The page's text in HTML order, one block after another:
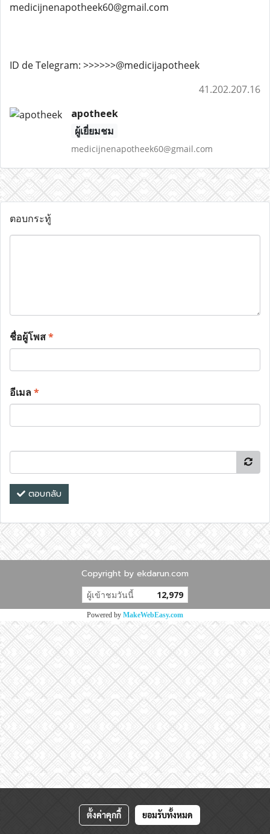
medicijnenapotheek60@gmail.com
ID de Telegram: >>>>>>@medicijapotheek
41.202.207.16
apotheek
ผู้เยี่ยมชม
medicijnenapotheek60@gmail.com
ตอบกระทู้
ชื่อผู้โพส*
อีเมล*
ตอบกลับ
Copyright by ekdarun.com
ผู้เข้าชมวันนี้ 12,979
Powered by MakeWebEasy.com
ตั้งค่าคุกกี้ ยอมรับทั้งหมด